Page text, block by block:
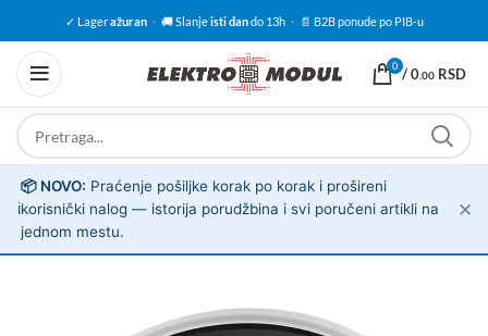
✓ Lageražuran · 🚚 Slanjeisti dando 13h · 📄 B2B ponude po PIB-u
0 /0.00 RSD
ℹ️
📦 NOVO: Praćenje pošiljke korak po korak i prošireni
korisnički nalog — istorija porudžbina i svi poručeni artikli na
jednom mestu.
✕